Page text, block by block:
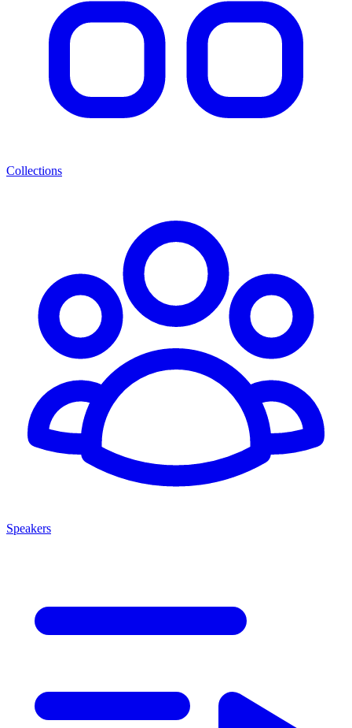
Collections
Speakers